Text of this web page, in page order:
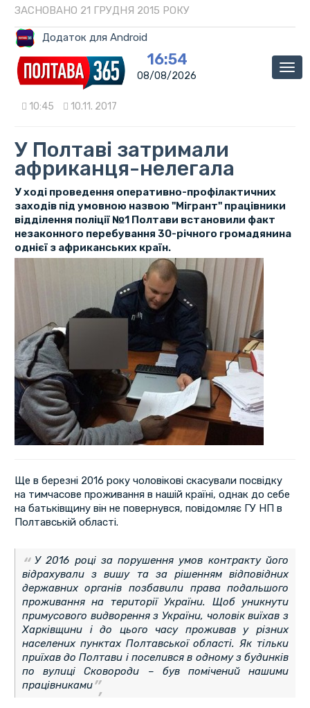
ЗАСНОВАНО 21 ГРУДНЯ 2015 РОКУ
Додаток для Android
16:54
08/08/2026
10:45 10.11. 2017
У Полтаві затримали
африканця-нелегала
У ході проведення оперативно-профілактичних
заходів під умовною назвою "Мігрант" працівники
відділення поліції №1 Полтави встановили факт
незаконного перебування 30-річного громадянина
однієї з африканських країн.
Ще в березні 2016 року чоловікові скасували посвідку
на тимчасове проживання в нашій країні, однак до себе
на батьківщину він не повернувся, повідомляє ГУ НП в
Полтавській області.
У 2016 році за порушення умов контракту його
відрахували з вишу та за рішенням відповідних
державних органів позбавили права подальшого
проживання на території України. Щоб уникнути
примусового видворення з України, чоловік виїхав з
Харківщини і до цього часу проживав у різних
населених пунктах Полтавської області. Як тільки
приїхав до Полтави і поселився в одному з будинків
по вулиці Сковороди – був помічений нашими
працівниками